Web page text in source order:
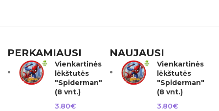
PERKAMIAUSI
Vienkartinės
lėkštutės
"Spiderman"
(8 vnt.)
3.80€
NAUJAUSI
Vienkartinės
lėkštutės
"Spiderman"
(8 vnt.)
3.80€